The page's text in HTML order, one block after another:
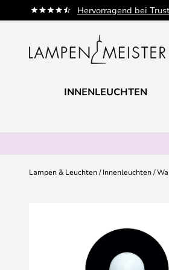
Hervorragend bei
Zum
Inhalt
INNENLEUCHTEN
Lampen & Leuchten Innenleuchten